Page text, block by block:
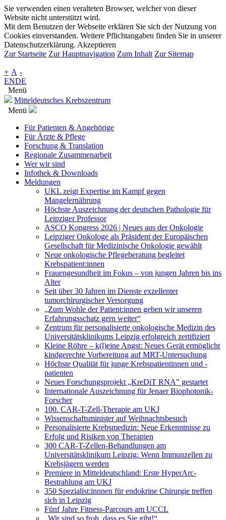
Sie verwenden einen veralteten Browser, welcher von dieser
Website nicht unterstützt wird.
Mit dem Benutzen der Webseite erklären Sie sich der Nutzung von
Cookies einverstanden. Weitere Pflichtangaben finden Sie in unserer
Datenschutzerklärung. Akzeptieren
Zur Startseite Zur Hauptnavigation Zum Inhalt Zur Sitemap
+ A -
ENDE
Menü
Mitteldeutsches Krebszentrum
Menü
Für Patienten & Angehörige
Für Ärzte & Pflege
Forschung & Translation
Regionale Zusammenarbeit
Wer wir sind
Infothek & Downloads
Meldungen
UKL zeigt Expertise im Kampf gegen
Mangelernährung
Höchste Auszeichnung der deutschen Pathologie für
Leipziger Professor
ASCO Kongress 2026 | Neues aus der Onkologie
Leipziger Onkologe als Präsident der Europäischen
Gesellschaft für Medizinische Onkologie gewählt
Neue onkologische Pflegeberatung begleitet
Krebspatient:innen
Frauengesundheit im Fokus – von jungen Jahren bis ins
Alter
Seit über 30 Jahren im Dienste exzellenter
tumorchirurgischer Versorgung
„Zum Wohle der Patient:innen geben wir unseren
Erfahrungsschatz gern weiter“
Zentrum für personalisierte onkologische Medizin des
Universitätsklinikums Leipzig erfolgreich zertifiziert
Kleine Röhre – k(l)eine Angst: Neues Gerät ermöglicht
kindgerechte Vorbereitung auf MRT-Untersuchung
Höchste Qualität für junge Krebspatientinnen und -
patienten
Neues Forschungsprojekt „KreDiT RNA" gestartet
Internationale Auszeichnung für Jenaer Biophotonik-
Forscher
100. CAR-T-Zell-Therapie am UKJ
Wissenschaftsminister auf Weihnachtsbesuch
Personalisierte Krebsmedizin: Neue Erkenntnisse zu
Erfolg und Risiken von Therapien
300 CAR-T-Zellen-Behandlungen am
Universitätsklinikum Leipzig: Wenn Immunzellen zu
Krebsjägern werden
Premiere in Mitteldeutschland: Erste HyperArc-
Bestrahlung am UKJ
350 Spezialist:innnen für endokrine Chirurgie treffen
sich in Leipzig
Fünf Jahre Fitness-Parcours am UCCL
„Wir sind so froh, dass es Sie gibt!“